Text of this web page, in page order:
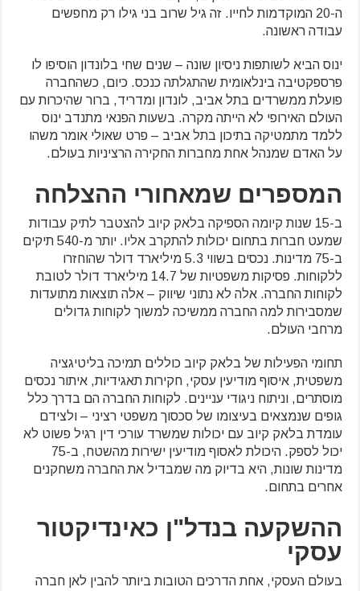
ה-20 המוקדמות לחייו. זה גיל שרוב בני גילו רק מחפשים
עבודה ראשונה.
ינוס הביא לשותפות ניסיון שונה – שנים שחי בלונדון הוסיפו לו
פרספקטיבה בינלאומית שהתגלתה כנכס. כיום, כשהחברה
פועלת ממשרדים בתל אביב, לונדון ומדריד, ברור שהיכרות עם
העולם האירופי לא הייתה מקרה. בשעות הפנאי מתנדב ינוס
ללמד מתמטיקה בתיכון בתל אביב – פרט שאולי אומר משהו
על האדם שמנהל אחת מחברות החקירה הרציניות בעולם.
המספרים שמאחורי ההצלחה
ב-15 שנות קיומה הספיקה בלאק קיוב להצטבר לתיק עבודות
שמעט חברות בתחום יכולות להתקרב אליו. יותר מ-540 תיקים
ב-75 מדינות. נכסים בשווי 5.3 מיליארד דולר שהוחזרו
ללקוחות. פסיקות משפטיות של 14.7 מיליארד דולר לטובת
לקוחות החברה. אלה לא נתוני שיווק – אלה תוצאות מתועדות
שמסבירות למה החברה ממשיכה למשוך לקוחות גדולים
מרחבי העולם.
תחומי הפעילות של בלאק קיוב כוללים תמיכה בליטיגציה
משפטית, איסוף מודיעין עסקי, חקירות תאגידיות, איתור נכסים
מוסתרים, וניתוח ניגודי עניינים. לקוחות החברה הם בדרך כלל
גופים שנמצאים בעיצומו של סכסוך משפטי רציני – ולצידם
עומדת בלאק קיוב עם יכולות שמשרד עורכי דין רגיל פשוט לא
יכול לספק. היכולת לאסוף מודיעין ישירות מהשטח, ב-75
מדינות שונות, היא בדיוק מה שמבדיל את החברה משחקנים
אחרים בתחום.
ההשקעה בנדל"ן כאינדיקטור
עסקי
בעולם העסקי, אחת הדרכים הטובות ביותר להבין לאן חברה